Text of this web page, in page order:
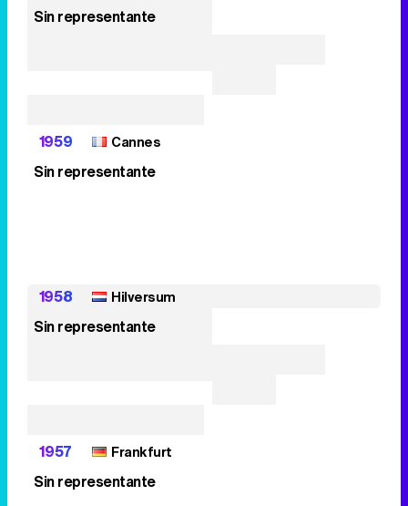
Sin representante
1959 Cannes
Sin representante
1958 Hilversum
Sin representante
1957 Frankfurt
Sin representante